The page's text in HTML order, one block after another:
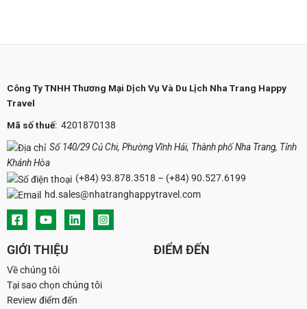
Công Ty TNHH Thương Mại Dịch Vụ Và Du Lịch Nha Trang Happy
Travel
Mã số thuế: 4201870138
Số 140/29 Củ Chi, Phường Vĩnh Hải, Thành phố Nha Trang, Tỉnh
Khánh Hòa
(+84) 93.878.3518 – (+84) 90.527.6199
hd.sales@nhatranghappytravel.com
GIỚI THIỆU
Về chúng tôi
Tại sao chọn chúng tôi
Review điểm đến
ĐIỂM ĐẾN